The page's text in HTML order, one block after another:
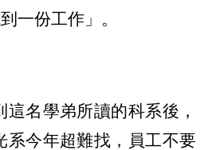
一份工作」。
名學弟所讀的科系後，
系今年超難找，員工不要